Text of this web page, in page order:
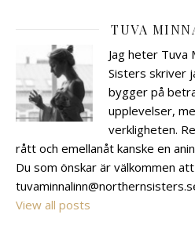
TUVA
Jag heter Tuva
Sisters skriver
bygger på
upplevelser,
verkligheten.
rått och emellanåt kanske en
Du som önskar är välkommen
View all posts